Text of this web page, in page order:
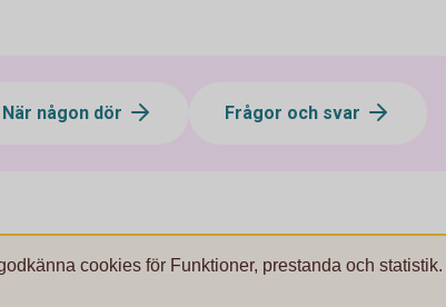
När någon dör Frågor och svar
cookies för Funktioner, prestanda och statistik.